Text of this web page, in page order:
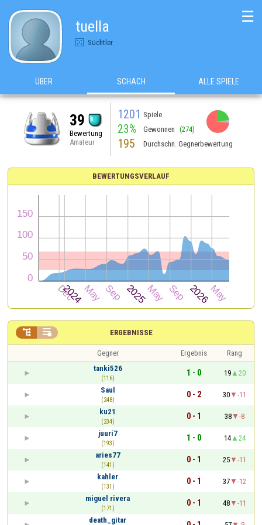
tuella
Süchtler
☰
ÜBER SCHACH ALLE SPIELE
39
Bewertung
Amateur
1201 Spiele
23% Gewonnen (274)
195 Durchschn. Gegnerbewertung
BEWERTUNGSVERLAUF
ERGEBNISSE
 
Gegner Ergebnis
Rang
tanki526
(116)
1 - 0 19
20
Saul
(248)
0 - 2 30
-11
ku21
(234)
0 - 1 38
-8
juuri7
(193)
1 - 0 14
24
aries77
(141)
0 - 1 25
-11
kahler
(131)
0 - 1 37
-12
miguel rivera
(171)
0 - 1 48
-11
death_gitar